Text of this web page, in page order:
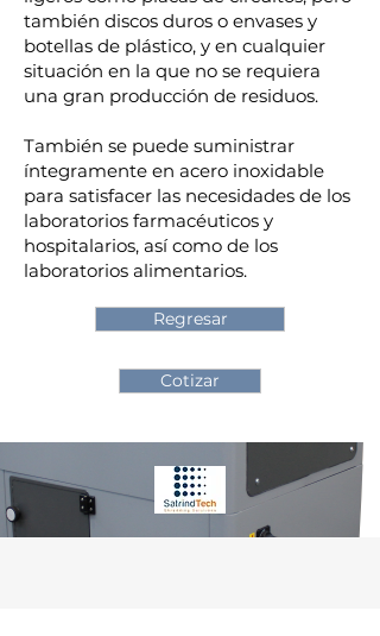
también discos duros o envases y
botellas de plástico, y en cualquier
situación en la que no se requiera
una gran producción de residuos.
También se puede suministrar
íntegramente en acero inoxidable
para satisfacer las necesidades de los
laboratorios farmacéuticos y
hospitalarios, así como de los
laboratorios alimentarios.
Regresar
Cotizar